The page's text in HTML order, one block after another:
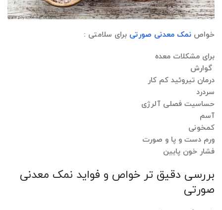
خواص نمک معدنی صورتی برای سلامتی :
برای مشکلات معده
گوارش
درمان تیروئید کم کار
سردرد
حساسیت فصلی آلرژی
آسم
کمخونی
ورم دست و پا و صورت
فشار خون پایین
بررسی دقیق تر خواص و فواید نمک معدنی
صورتی